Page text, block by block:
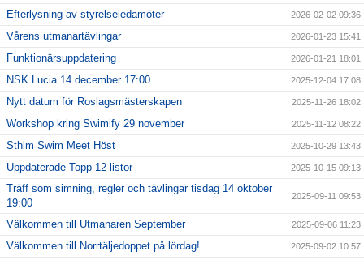
Efterlysning av styrelseledamöter 2026-02-02 09:36
Vårens utmanartävlingar 2026-01-23 15:41
Funktionärsuppdatering 2026-01-21 18:01
NSK Lucia 14 december 17:00 2025-12-04 17:08
Nytt datum för Roslagsmästerskapen 2025-11-26 18:02
Workshop kring Swimify 29 november 2025-11-12 08:22
Sthlm Swim Meet Höst 2025-10-29 13:43
Uppdaterade Topp 12-listor 2025-10-15 09:13
Träff som simning, regler och tävlingar tisdag 14 oktober
19:00
2025-09-11 09:53
Välkommen till Utmanaren September 2025-09-06 11:23
Välkommen till Norrtäljedoppet på lördag! 2025-09-02 10:57